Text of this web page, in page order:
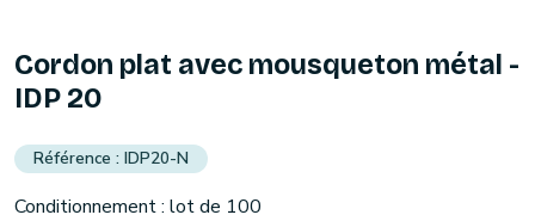
Cordon plat avec mousqueton métal -
IDP 20
IDP20-N
Conditionnement : lot de 100